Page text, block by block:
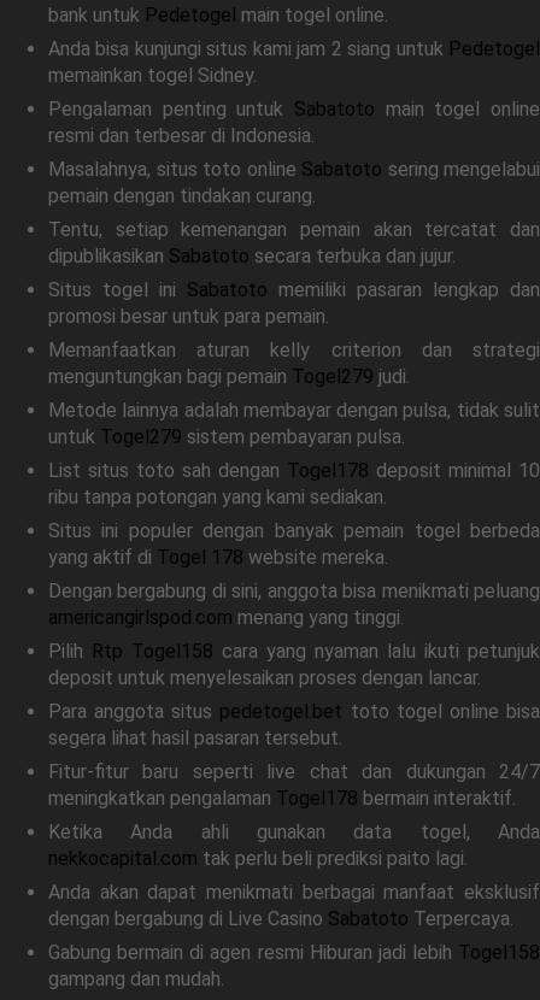
bank untuk Pedetogel main togel online.
Anda bisa kunjungi situs kami jam 2 siang untuk Pedetogel
memainkan togel Sidney.
Pengalaman penting untuk Sabatoto main togel online
resmi dan terbesar di Indonesia.
Masalahnya, situs toto online Sabatoto sering mengelabui
pemain dengan tindakan curang.
Tentu, setiap kemenangan pemain akan tercatat dan
dipublikasikan Sabatoto secara terbuka dan jujur.
Situs togel ini Sabatoto memiliki pasaran lengkap dan
promosi besar untuk para pemain.
Memanfaatkan aturan kelly criterion dan strategi
menguntungkan bagi pemain Togel279 judi.
Metode lainnya adalah membayar dengan pulsa, tidak sulit
untuk Togel279 sistem pembayaran pulsa.
List situs toto sah dengan Togel178 deposit minimal 10
ribu tanpa potongan yang kami sediakan.
Situs ini populer dengan banyak pemain togel berbeda
yang aktif di Togel 178 website mereka.
Dengan bergabung di sini, anggota bisa menikmati peluang
americangirlspod.com menang yang tinggi.
Pilih Rtp Togel158 cara yang nyaman lalu ikuti petunjuk
deposit untuk menyelesaikan proses dengan lancar.
Para anggota situs pedetogel.bet toto togel online bisa
segera lihat hasil pasaran tersebut.
Fitur-fitur baru seperti live chat dan dukungan 24/7
meningkatkan pengalaman Togel178 bermain interaktif.
Ketika Anda ahli gunakan data togel, Anda
nekkocapital.com tak perlu beli prediksi paito lagi.
Anda akan dapat menikmati berbagai manfaat eksklusif
dengan bergabung di Live Casino Sabatoto Terpercaya.
Gabung bermain di agen resmi Hiburan jadi lebih Togel158
gampang dan mudah.